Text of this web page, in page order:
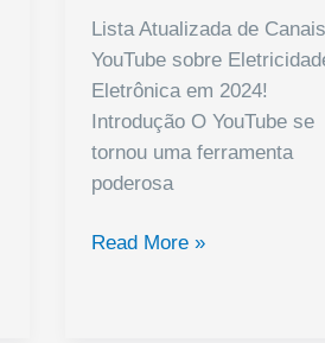
Lista Atualizada de
YouTube sobre
Eletrônica em 2024!
Introdução O YouTube se
tornou uma ferramenta
poderosa
Canais
Read More »